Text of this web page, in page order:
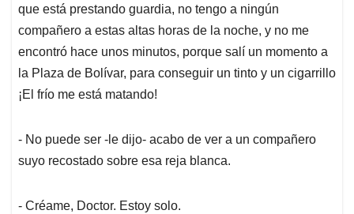
que está prestando guardia, no tengo a ningún
compañero a estas altas horas de la noche, y no me
encontró hace unos minutos, porque salí un momento a
la Plaza de Bolívar, para conseguir un tinto y un cigarrillo
¡El frío me está matando!
- No puede ser -le dijo- acabo de ver a un compañero
suyo recostado sobre esa reja blanca.
- Créame, Doctor. Estoy solo.